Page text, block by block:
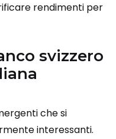
rendimenti per
svizzero
che si
interessanti.